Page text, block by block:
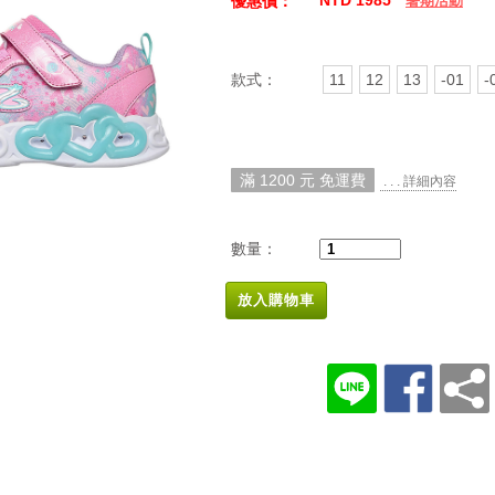
款式： 11 12 13 -01 -
滿 1200 元 免運費 . . . 詳細內容
數量：
放入購物車